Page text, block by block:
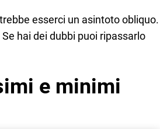
esserci un asintoto obliquo.
Se hai dei dubbi puoi ripassarlo
e minimi